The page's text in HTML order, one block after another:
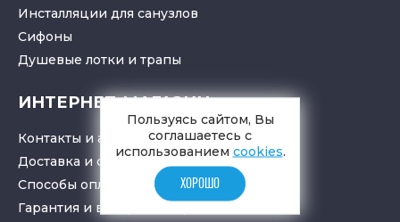
Инсталляции для санузлов
Cифоны
Душевые лотки и трапы
ИНТЕРНЕТ-МАГАЗИН
Контакты и адрес
Доставка и самовывоз
Способы оплаты
Гарантия и возврат товара
Пользуясь сайтом, Вы
соглашаетесь с
использованием cookies.
ХОРОШО